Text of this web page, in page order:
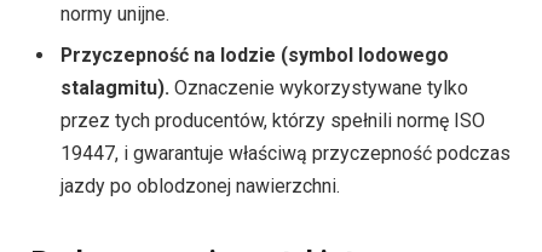
normy unijne.
Przyczepność na lodzie (symbol lodowego
stalagmitu). Oznaczenie wykorzystywane tylko
przez tych producentów, którzy spełnili normę ISO
19447, i gwarantuje właściwą przyczepność podczas
jazdy po oblodzonej nawierzchni.